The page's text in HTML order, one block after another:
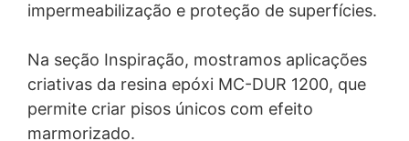
impermeabilização e proteção de superfícies.
Na seção Inspiração, mostramos aplicações
criativas da resina epóxi MC-DUR 1200, que
permite criar pisos únicos com efeito
marmorizado.